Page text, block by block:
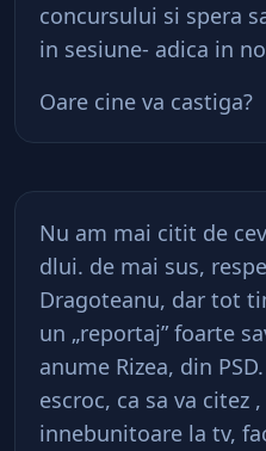
concursului si spera
in sesiune- adica in
Oare cine va castiga?
Nu am mai citit de
dlui. de mai sus,
Dragoteanu, dar tot
un „reportaj” foarte
anume Rizea, din
escroc, ca sa va citez
innebunitoare la tv,